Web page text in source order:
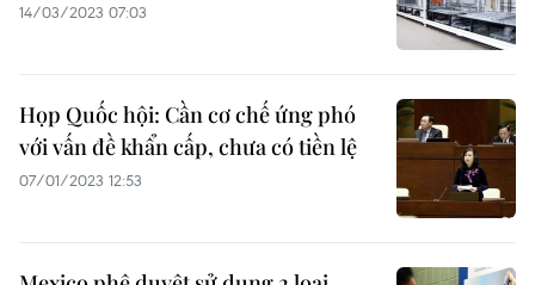
14/03/2023 07:03
Họp Quốc hội: Cần cơ chế ứng phó
với vấn đề khẩn cấp, chưa có tiền lệ
07/01/2023 12:53